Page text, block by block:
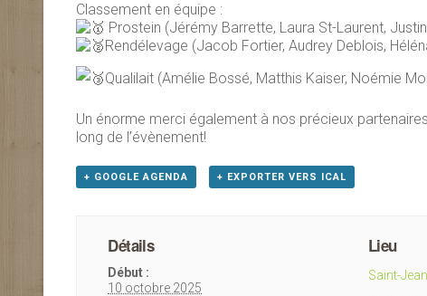
Classement en équipe :
Prostein (Jérémy Barrette, Laura St-Laurent,
Rendélevage (Jacob Fortier, Audrey Deblois,
Qualilait (Amélie Bossé, Matthis Kaiser, Noémie
Un énorme merci également à nos précieux
long de l’évènement!
+ GOOGLE AGENDA + EXPORTER VERS ICAL
Détails
Début :
10 octobre 2025
Lieu
Saint-